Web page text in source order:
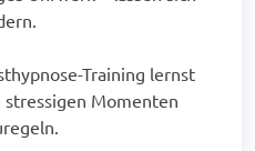
Training lernst
Momenten